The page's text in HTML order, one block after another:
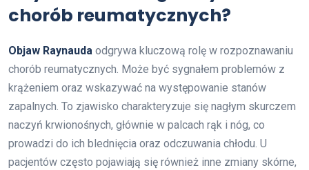
chorób reumatycznych?
Objaw Raynauda odgrywa kluczową rolę w rozpoznawaniu
chorób reumatycznych. Może być sygnałem problemów z
krążeniem oraz wskazywać na występowanie stanów
zapalnych. To zjawisko charakteryzuje się nagłym skurczem
naczyń krwionośnych, głównie w palcach rąk i nóg, co
prowadzi do ich blednięcia oraz odczuwania chłodu. U
pacjentów często pojawiają się również inne zmiany skórne,